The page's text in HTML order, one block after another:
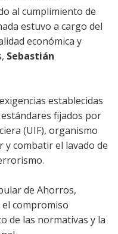
al cumplimiento de
estuvo a cargo del
económica y
Sebastián
establecidas
fijados por
(UIF), organismo
y combatir el lavado de
de Ahorros,
el compromiso
de las normativas y la